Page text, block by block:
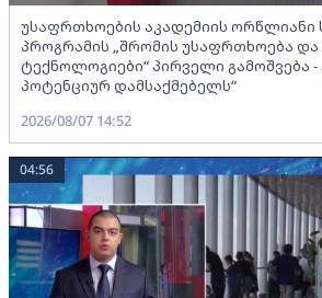
უსაფრთხოების აკადემიის
პროგრამის „შრომის უსაფრთხოება
ტექნოლოგიები“ პირველი გამოშვება -
პოტენციურ დამსაქმებელს“
2026/08/07 14:52
04:56